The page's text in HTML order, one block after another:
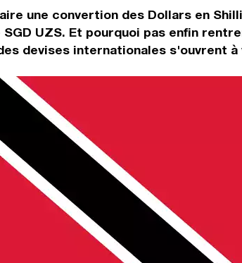
une convertion des Dollars en
UZS. Et pourquoi pas enfin
devises internationales s'ouvrent à